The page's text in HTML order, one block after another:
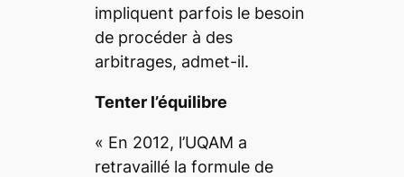
impliquent parfois le besoin
de procéder à des
arbitrages, admet-il.
Tenter l’équilibre
« En 2012, l’UQAM a
retravaillé la formule de